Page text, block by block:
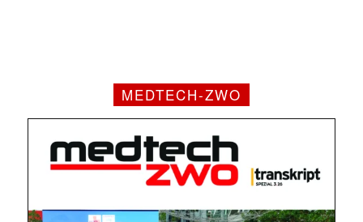
MEDTECH-ZWO